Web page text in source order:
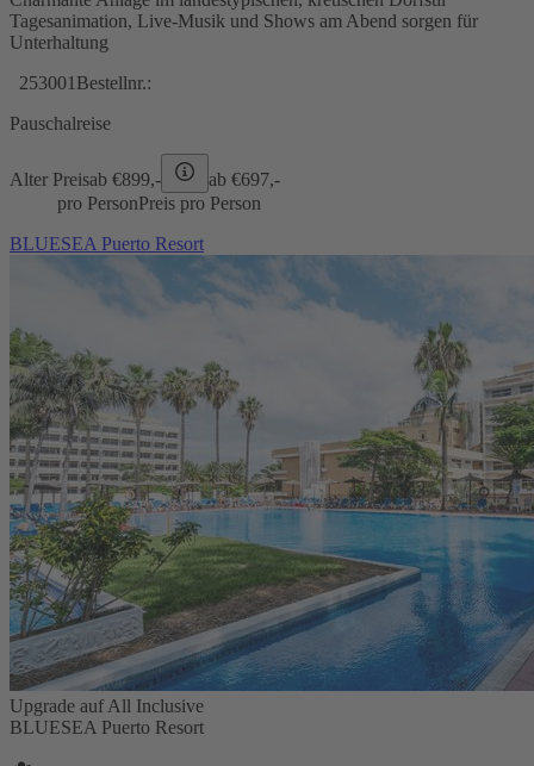
Tagesanimation, Live-Musik und Shows am Abend sorgen für
Unterhaltung
253001 Bestellnr.:
Pauschalreise
Alter Preisab €899,- ab €697,-
pro PersonPreis pro Person
BLUESEA Puerto Resort
Upgrade auf All Inclusive
BLUESEA Puerto Resort